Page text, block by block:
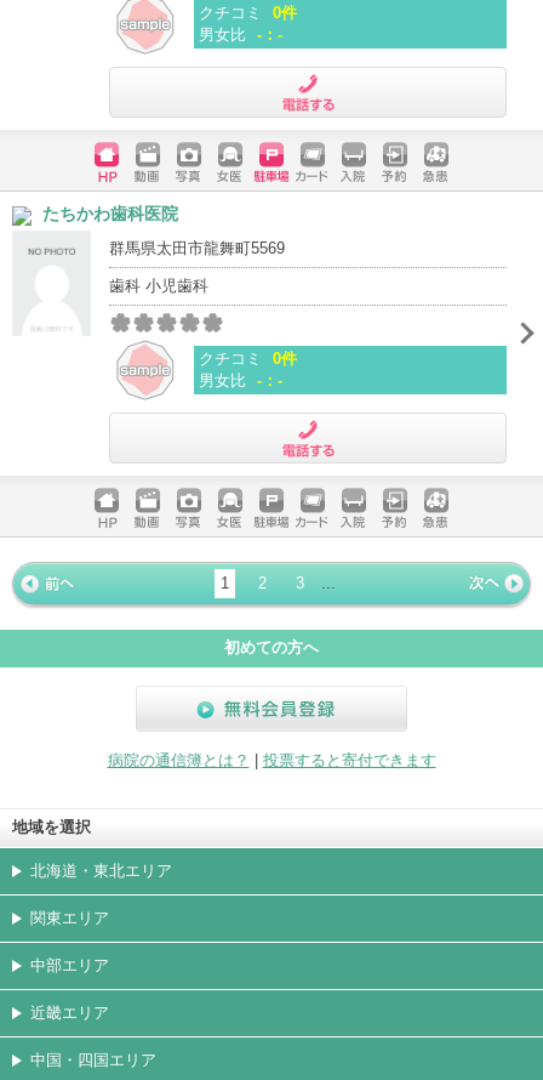
クチコミ
0件
男女比 -：-
ホームペ
ージ
動画 写真 女医 駐車場
クレジッ
入院 予約 急患
たちかわ歯科医院
群馬県太田市龍舞町5569
歯科 小児歯科
クチコミ
0件
男女比 -：-
ホームペ
ージ
動画 写真 女医 駐車場
クレジッ
トカード
入院 予約 急患
« 前ペー
ジ
1 2 3
次ページ
»
初めての方へ
病院の通信簿とは？
投票すると寄付できます
地域を選択
北海道・東北エリア
関東エリア
中部エリア
近畿エリア
中国・四国エリア